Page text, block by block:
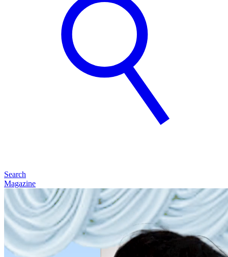
Search
Magazine